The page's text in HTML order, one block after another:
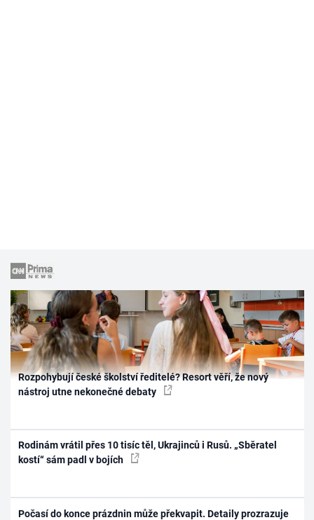
Rozpohybují české školství ředitelé? Resort věří, že nový
nástroj utne nekonečné debaty
Rodinám vrátil přes 10 tisíc těl, Ukrajinců i Rusů. „Sběratel
kostí“ sám padl v bojích
Počasí do konce prázdnin může překvapit. Detaily prozrazuje